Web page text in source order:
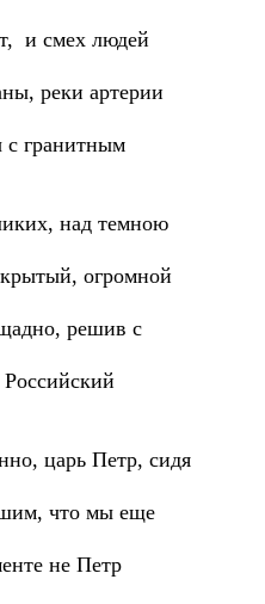
и смех людей
реки артерии
гранитным
над темною
огромной
решив с
царь Петр, сидя
что мы еще
не Петр